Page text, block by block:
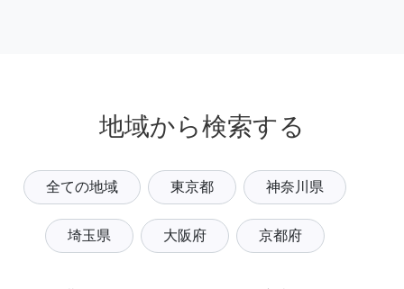
地域から検索する
全ての地域 東京都 神奈川県
埼玉県 大阪府 京都府